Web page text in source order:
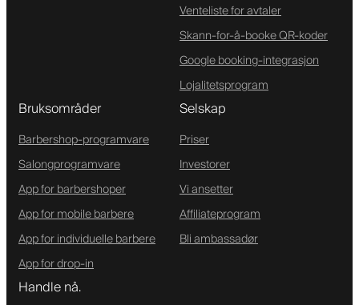
Venteliste for avtaler
Skann-for-å-booke QR-koder
Google booking-integrasjon
Lojalitetsprogram
Bruksområder
Barbershop-programvare
Salongprogramvare
App for barbershoper
App for mobile barbere
App for individuelle barbere
App for drop-in
Selskap
Priser
Investorer
Vi ansetter
Affiliateprogram
Bli ambassadør
Handle nå.